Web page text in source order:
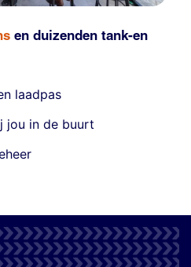
en duizenden tank-en
laadpas
jou in de buurt